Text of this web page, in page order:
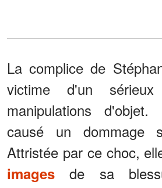
La complice de
victime d'un
manipulations
causé un dommage
Attristée par ce choc,
images de sa